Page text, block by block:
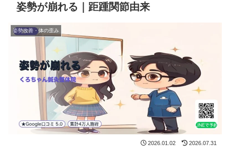
姿勢が崩れる｜距踵関節由来
姿勢改善・体の歪み
2026.01.02 2026.07.31